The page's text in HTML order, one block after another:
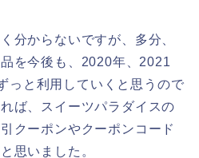
分からないですが、多分、
を今後も、2020年、2021
っと利用していくと思うので
ば、スイーツパラダイスの
クーポンやクーポンコード
思いました。